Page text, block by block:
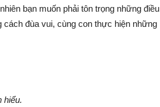
bạn muốn phải tôn trọng những điều
đùa vui, cùng con thực hiện những
hiểu.